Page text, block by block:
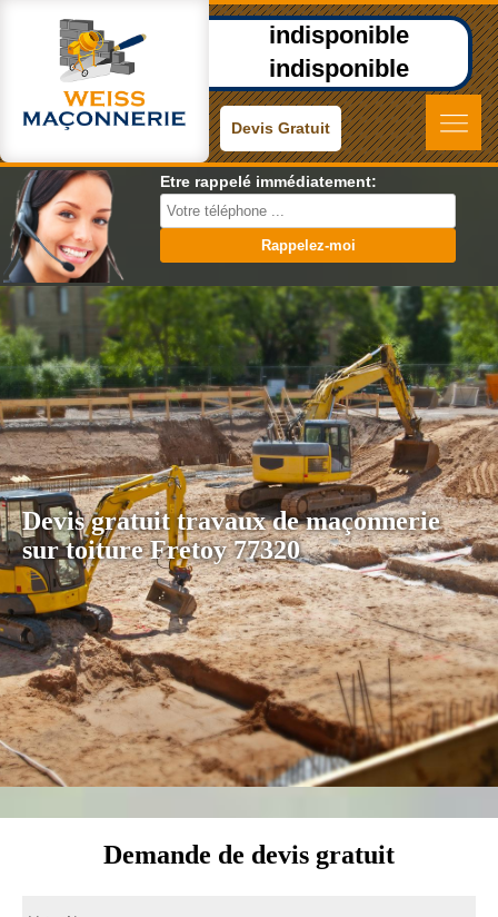
indisponible
indisponible
Devis Gratuit
Etre rappelé immédiatement:
Devis gratuit travaux de maçonnerie
sur toiture Fretoy 77320
Demande de devis gratuit